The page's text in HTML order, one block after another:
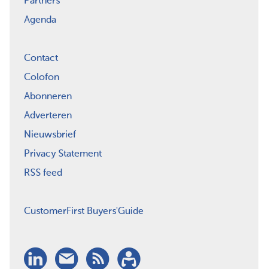
Agenda
Contact
Colofon
Abonneren
Adverteren
Nieuwsbrief
Privacy Statement
RSS feed
CustomerFirst Buyers'Guide
LinkedIn
Nieuwsbrief
RSSAbonneren